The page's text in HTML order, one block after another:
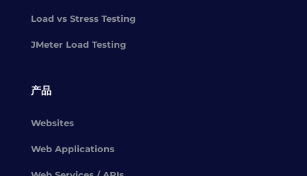
Load vs Stress Testing
JMeter Load Testing
产品
Websites
Web Applications